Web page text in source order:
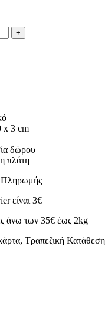
x 3 cm
δώρου
πλάτη
Πληρωμής
είναι 3€
άνω των 35€ έως 2kg
Τραπεζική